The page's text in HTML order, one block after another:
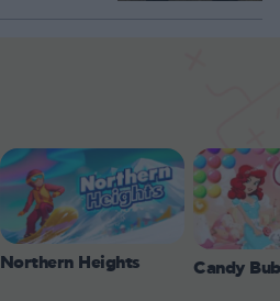
Northern Heights Candy